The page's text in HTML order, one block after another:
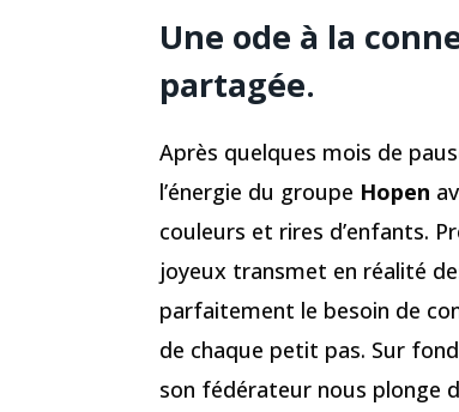
Une ode à la
partagée.
Après quelques mois de
l’énergie du groupe Hopen
couleurs et rires d’enfants.
joyeux transmet en réalité
parfaitement le besoin de
de chaque petit pas. Sur
son fédérateur nous plonge